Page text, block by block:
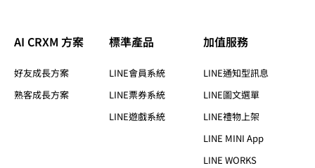
AI CRXM 方案
好友成長方案
熟客成長方案
標準產品​
LINE會員系統
LINE票券系統
LINE遊戲系統
加值服務​
LINE通知型訊息
LINE圖文選單
LINE禮物上架
LINE MINI App
LINE WORKS